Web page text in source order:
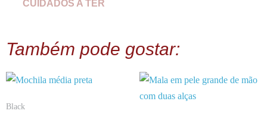
CUIDADOS A TER
Também pode gostar:
Black